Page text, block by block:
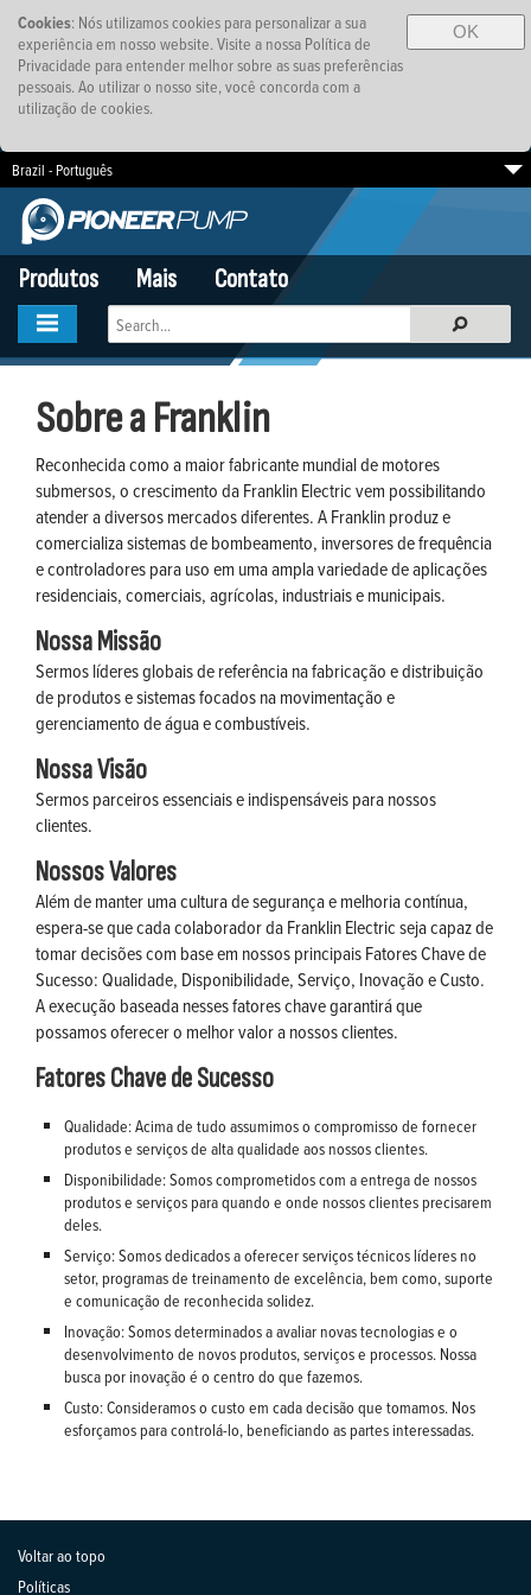
OK
Cookies: Nós utilizamos cookies para personalizar a sua
experiência em nosso website. Visite a nossa Política de
Privacidade para entender melhor sobre as suas preferências
pessoais. Ao utilizar o nosso site, você concorda com a
utilização de cookies.
Brazil - Português
South Africa EMEA SE Asia-Pacific
Produtos Mais Contato
Sobre a Franklin
Reconhecida como a maior fabricante mundial de motores
submersos, o crescimento da Franklin Electric vem possibilitando
atender a diversos mercados diferentes. A Franklin produz e
comercializa sistemas de bombeamento, inversores de frequência
e controladores para uso em uma ampla variedade de aplicações
residenciais, comerciais, agrícolas, industriais e municipais.
Nossa Missão
Sermos líderes globais de referência na fabricação e distribuição
de produtos e sistemas focados na movimentação e
gerenciamento de água e combustíveis.
Nossa Visão
Sermos parceiros essenciais e indispensáveis para nossos
clientes.
Nossos Valores
Além de manter uma cultura de segurança e melhoria contínua,
espera-se que cada colaborador da Franklin Electric seja capaz de
tomar decisões com base em nossos principais Fatores Chave de
Sucesso: Qualidade, Disponibilidade, Serviço, Inovação e Custo.
A execução baseada nesses fatores chave garantirá que
possamos oferecer o melhor valor a nossos clientes.
Fatores Chave de Sucesso
Qualidade: Acima de tudo assumimos o compromisso de fornecer
produtos e serviços de alta qualidade aos nossos clientes.
Disponibilidade: Somos comprometidos com a entrega de nossos
produtos e serviços para quando e onde nossos clientes precisarem
deles.
Serviço: Somos dedicados a oferecer serviços técnicos líderes no
setor, programas de treinamento de excelência, bem como, suporte
e comunicação de reconhecida solidez.
Inovação: Somos determinados a avaliar novas tecnologias e o
desenvolvimento de novos produtos, serviços e processos. Nossa
busca por inovação é o centro do que fazemos.
Custo: Consideramos o custo em cada decisão que tomamos. Nos
esforçamos para controlá-lo, beneficiando as partes interessadas.
Voltar ao topo
Políticas